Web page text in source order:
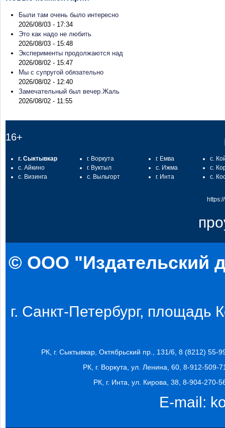
Были там очень было интересно
2026/08/03 - 17:34
Это как надо не любить
2026/08/03 - 15:48
Эксперименты продолжаются над
2026/08/02 - 15:47
Мы с супругой обязательно
2026/08/02 - 12:40
Замечательный был вечер.Жаль
2026/08/02 - 11:55
16+
г. Сыктывкар
с. Айкино
с. Визинга
г. Воркута
г. Вуктыл
с. Выльгорт
г. Емва
с. Ижма
г. Инта
с.
с.
с.
© ООО "Издательский
г. Санкт-Петербург, площадь
РК, г. Сыктывкар, Октябрьский пр., 131/6, 8 (8212) 55-
РК, г. Воркута, ул. Ленина, 60, 8-912-509-
РК, г. Инта, ул. Кирова, 38, 8-904-270-
E-mail: